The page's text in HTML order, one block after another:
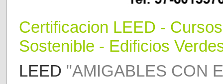
Certificacion LEED -
Sostenible - Edificios
LEED "AMIGABLES CON